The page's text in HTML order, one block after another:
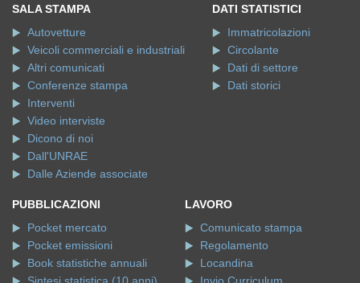
SALA STAMPA
Autovetture
Veicoli commerciali e industriali
Altri comunicati
Conferenze stampa
Interventi
Video interviste
Dicono di noi
Dall'UNRAE
Dalle Aziende associate
DATI STATISTICI
Immatricolazioni
Circolante
Dati di settore
Dati storici
PUBBLICAZIONI
Pocket mercato
Pocket emissioni
Book statistiche annuali
LAVORO
Comunicato stampa
Regolamento
Locandina